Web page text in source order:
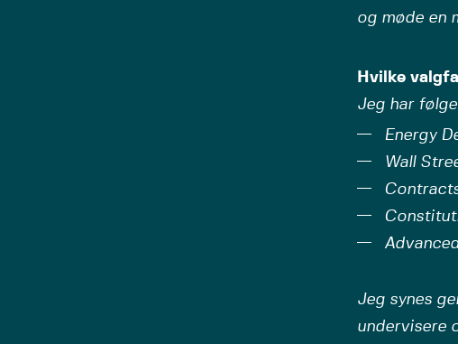
og møde en
Hvilke
Jeg har
Energy
Wall
Jeg synes
undervisere